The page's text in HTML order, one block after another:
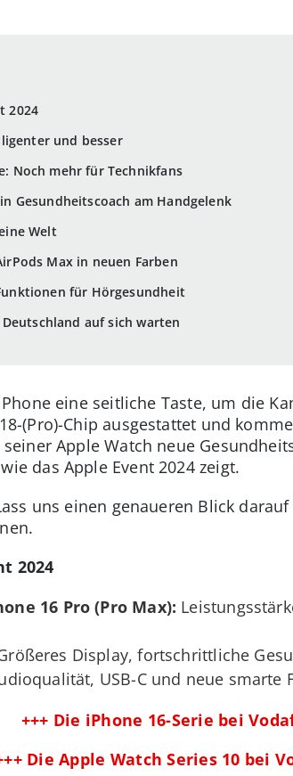
2024
und besser
Noch mehr für Technikfans
Gesundheitscoach am Handgelenk
Welt
Max in neuen Farben
für Hörgesundheit
auf sich warten
eine seitliche Taste, um die
(Pro)-Chip ausgestattet und
Apple Watch neue
das Apple Event 2024 zeigt.
uns einen genaueren Blick
2024
16 Pro (Pro Max):
Display, fortschrittliche
USB-C und neue smarte
+++ Die iPhone 16-Serie bei
Die Apple Watch Series 10 bei